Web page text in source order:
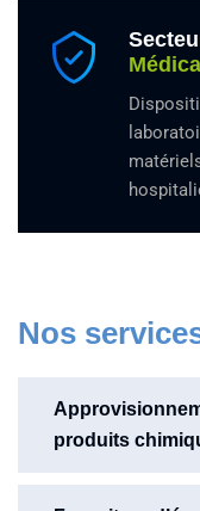
Nos
produits
Médical